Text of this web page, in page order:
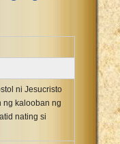
ni Jesucristo
ng kalooban ng
nating si